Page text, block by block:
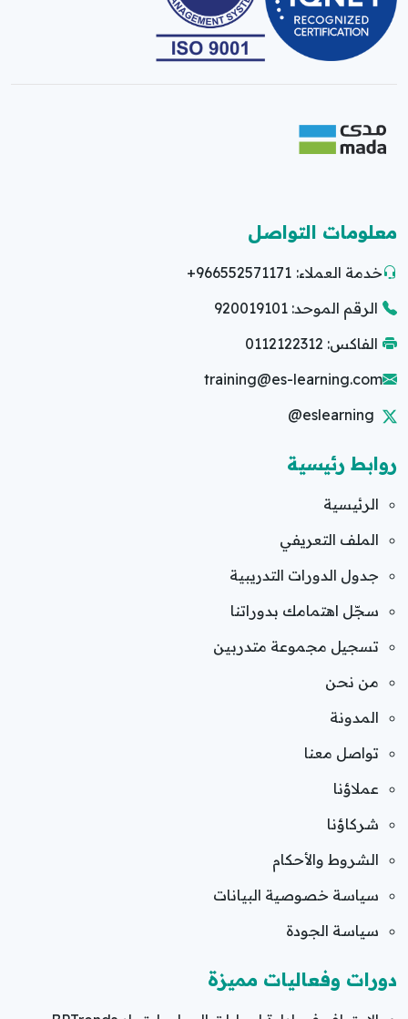
معلومات التواصل
خدمة العملاء: +966552571171
الرقم الموحد: 920019101
الفاكس: 0112122312
training@es-learning.com
@eslearning
روابط رئيسية
الرئيسية
الملف التعريفي
جدول الدورات التدريبية
سجّل اهتمامك بدوراتنا
تسجيل مجموعة متدربين
من نحن
المدونة
تواصل معنا
عملاؤنا
شركاؤنا
الشروط والأحكام
سياسة خصوصية البيانات
سياسة الجودة
دورات وفعاليات مميزة